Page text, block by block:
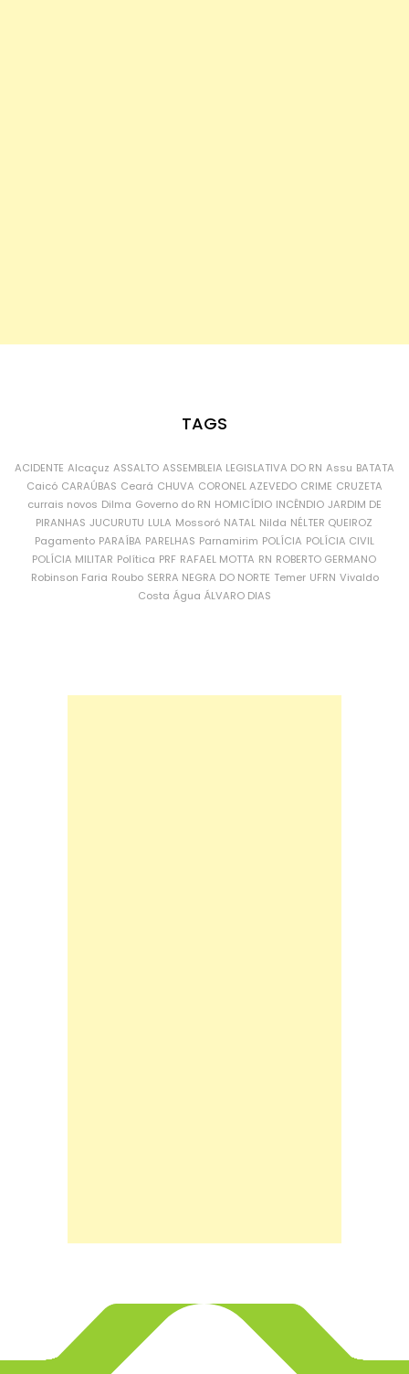
TAGS
ACIDENTE Alcaçuz ASSALTO ASSEMBLEIA LEGISLATIVA DO RN Assu BATATA
Caicó CARAÚBAS Ceará CHUVA CORONEL AZEVEDO CRIME CRUZETA
currais novos Dilma Governo do RN HOMICÍDIO INCÊNDIO JARDIM DE
PIRANHAS JUCURUTU LULA Mossoró NATAL Nilda NÉLTER QUEIROZ
Pagamento PARAÍBA PARELHAS Parnamirim POLÍCIA POLÍCIA CIVIL
POLÍCIA MILITAR Política PRF RAFAEL MOTTA RN ROBERTO GERMANO
Robinson Faria Roubo SERRA NEGRA DO NORTE Temer UFRN Vivaldo
Costa Água ÁLVARO DIAS